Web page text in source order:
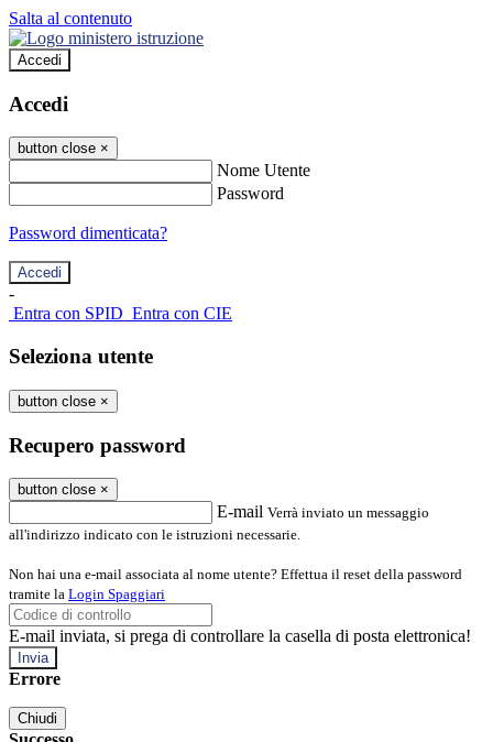
Salta al contenuto
Accedi
Accedi
button close ×
Nome Utente
Password
Password dimenticata?
-
Entra con SPID Entra con CIE
Seleziona utente
button close ×
Recupero password
button close ×
E-mail Verrà inviato un messaggio
all'indirizzo indicato con le istruzioni necessarie.
Non hai una e-mail associata al nome utente? Effettua il reset della password
tramite la Login Spaggiari
E-mail inviata, si prega di controllare la casella di posta elettronica!
Errore
Chiudi